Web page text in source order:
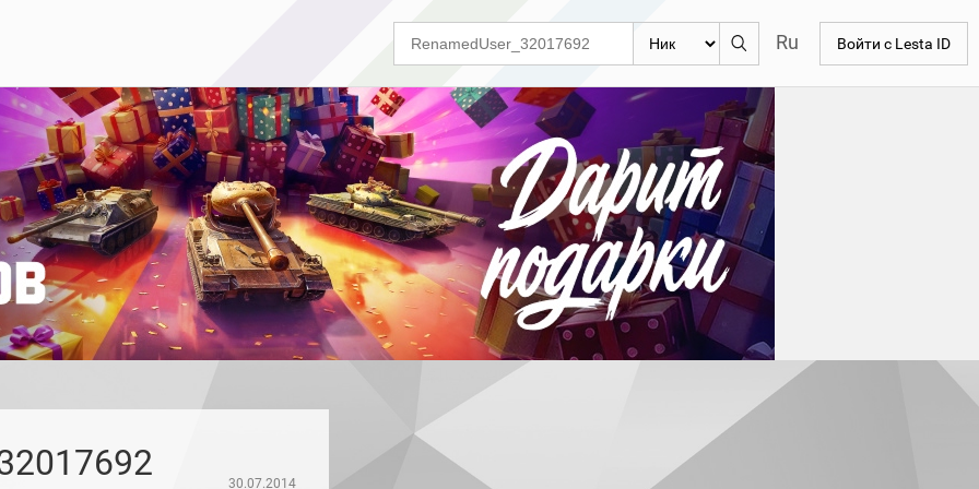
Ru Войти с Lesta ID
30.07.2014